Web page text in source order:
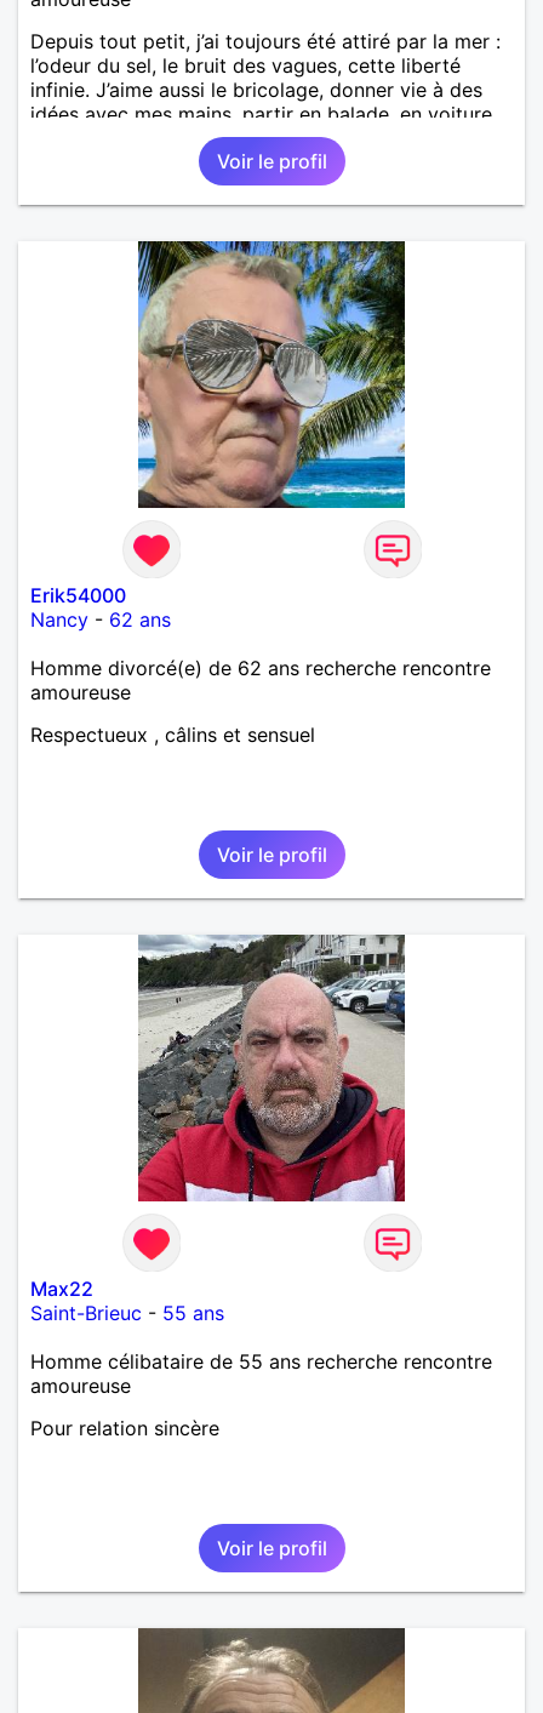
Depuis tout petit, j’ai toujours été attiré par la mer :
l’odeur du sel, le bruit des vagues, cette liberté
infinie. J’aime aussi le bricolage, donner vie à des
idées avec mes mains, partir en balade, en voiture
ou en moto, et je suis passionné de films de
science-fiction. Si tu as envie de partager ces
moments entre mer, créativité, balades sur la route
et voyages dans l’imaginaire, alors je serais ravi de
Voir le profil
Erik54000
Nancy - 62 ans
Homme divorcé(e) de 62 ans recherche rencontre
amoureuse
Respectueux , câlins et sensuel
Voir le profil
Max22
Saint-Brieuc - 55 ans
Homme célibataire de 55 ans recherche rencontre
amoureuse
Pour relation sincère
Voir le profil